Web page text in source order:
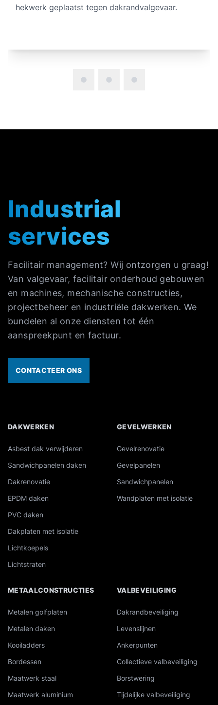
gemonteerd tegen
Industrial
services
Facilitair management? Wij ontzorgen u graag!
Van valgevaar, facilitair onderhoud gebouwen
en machines, mechanische constructies,
projectbeheer en industriële dakwerken. We
bundelen al onze diensten tot één
aanspreekpunt en factuur.
CONTACTEER ONS
Overzicht van onze industriële diensten
DAKWERKEN
Asbest dak verwijderen
Sandwichpanelen daken
Dakrenovatie
EPDM daken
PVC daken
Dakplaten met isolatie
Lichtkoepels
Lichtstraten
GEVELWERKEN
Gevelrenovatie
Gevelpanelen
Sandwichpanelen
Wandplaten met isolatie
METAALCONSTRUCTIES
Metalen golfplaten
Metalen daken
Kooiladders
Bordessen
Maatwerk staal
Maatwerk aluminium
VALBEVEILIGING
Dakrandbeveiliging
Levenslijnen
Ankerpunten
Collectieve valbeveiliging
Borstwering
Tijdelijke valbeveiliging